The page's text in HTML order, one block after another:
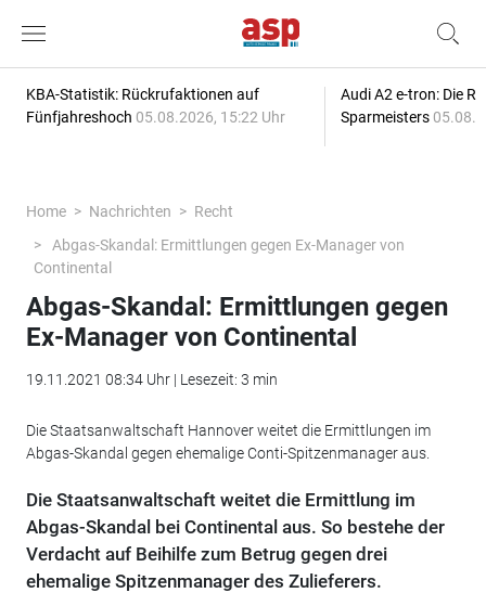
KBA-Statistik: Rückrufaktionen auf
Fünfjahreshoch 05.08.2026, 15:22 Uhr
Audi A2 e-tron: Die
Sparmeisters
Home Nachrichten
Recht
Abgas-Skandal: Ermittlungen gegen Ex-Manager von
Continental
Abgas-Skandal: Ermittlungen gegen
Ex-Manager von Continental
19.11.2021 08:34 Uhr | Lesezeit: 3 min
Die Staatsanwaltschaft Hannover weitet die Ermittlungen im
Abgas-Skandal gegen ehemalige Conti-Spitzenmanager aus.
Die Staatsanwaltschaft weitet die Ermittlung im
Abgas-Skandal bei Continental aus. So bestehe der
Verdacht auf Beihilfe zum Betrug gegen drei
ehemalige Spitzenmanager des Zulieferers.